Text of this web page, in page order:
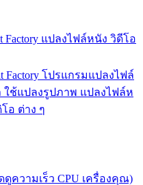
Factory แปลงไฟล์หนัง วิดีโอ
Factory โปรแกรมแปลงไฟล์
ใช้แปลงรูปภาพ แปลงไฟล์ห
อ ต่าง ๆ
ดูความเร็ว CPU เครื่องคุณ)